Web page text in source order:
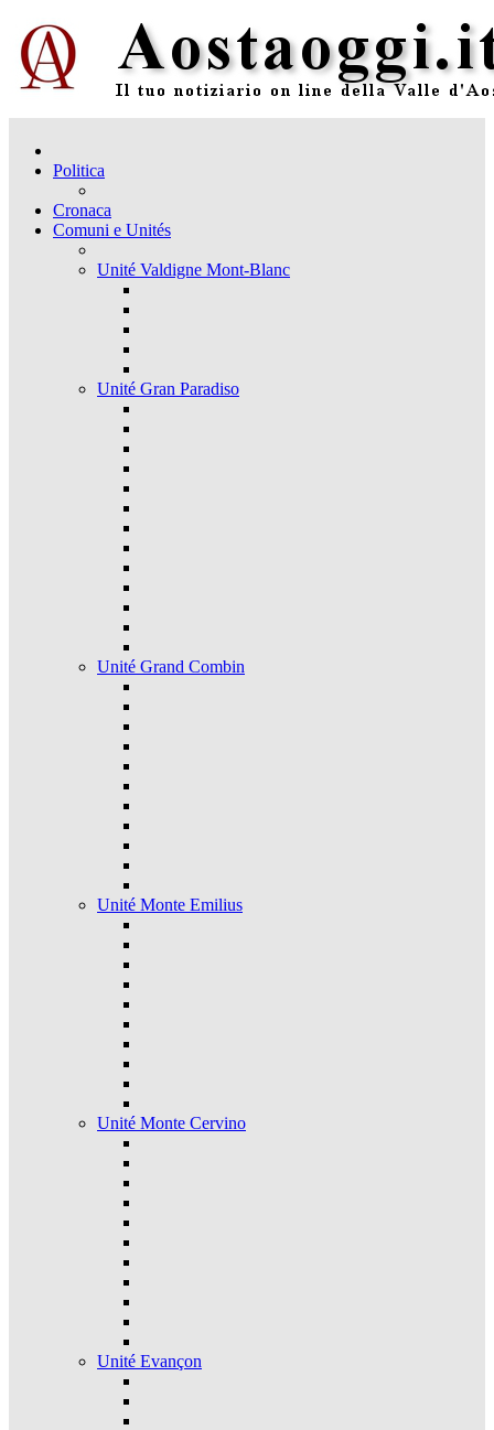
Politica
Cronaca
Comuni e Unités
Unité Valdigne Mont-Blanc
Unité Gran Paradiso
Unité Grand Combin
Unité Monte Emilius
Unité Monte Cervino
Unité Evançon